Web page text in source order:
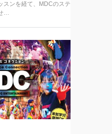
スンを経て、MDCのステ
…